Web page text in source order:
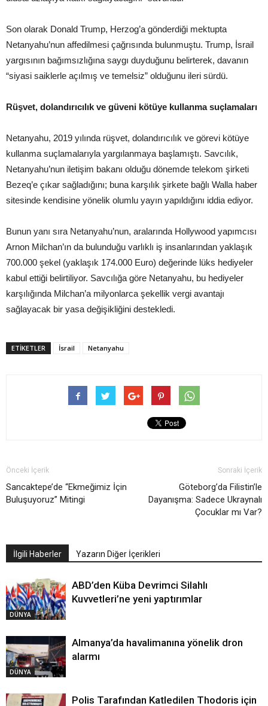
Son olarak Donald Trump, Herzog’a gönderdiği mektupta
Netanyahu’nun affedilmesi çağrısında bulunmuştu. Trump, İsrail
yargısının bağımsızlığına saygı duyduğunu belirterek, davanın
“siyasi saiklerle açılmış ve temelsiz” olduğunu ileri sürdü.
Rüşvet, dolandırıcılık ve güveni kötüye kullanma suçlamaları
Netanyahu, 2019 yılında rüşvet, dolandırıcılık ve görevi kötüye
kullanma suçlamalarıyla yargılanmaya başlamıştı. Savcılık,
Netanyahu’nun iletişim bakanı olduğu dönemde telekom şirketi
Bezeq’e çıkar sağladığını; buna karşılık şirkete bağlı Walla haber
sitesinde kendisine yönelik olumlu yayın yapıldığını iddia ediyor.
Bunun yanı sıra Netanyahu’nun, aralarında Hollywood yapımcısı
Arnon Milchan’ın da bulunduğu varlıklı iş insanlarından yaklaşık
700.000 şekel (yaklaşık 174.000 Euro) değerinde lüks hediyeler
kabul ettiği belirtiliyor. Savcılığa göre Netanyahu, bu hediyeler
karşılığında Milchan’a milyonlarca şekellik vergi avantajı
sağlayacak bir yasa değişikliğini destekledi.
ETIKETLER İsrail Netanyahu
Önceki İçerik
Sancaktepe’de “Ekmeğimiz İçin
Buluşuyoruz” Mitingi
Sonraki İçerik
Göteborg’da Filistin’le
Dayanışma: Sadece Ukraynalı
Çocuklar mı Var?
İlgili Haberler Yazarın Diğer İçerikleri
DÜNYA
ABD’den Küba Devrimci Silahlı
Kuvvetleri’ne yeni yaptırımlar
DÜNYA
Almanya’da havalimanına yönelik dron
alarmı
Polis Tarafından Katledilen Thodoris için